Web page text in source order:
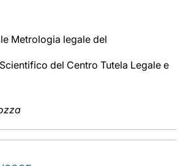
Metrologia legale del
del Centro Tutela Legale e